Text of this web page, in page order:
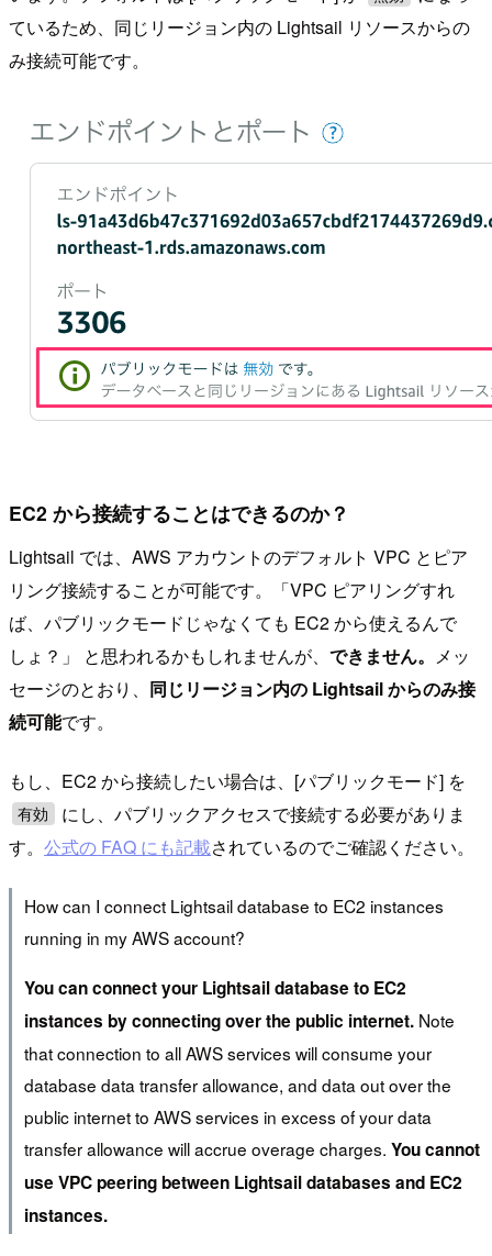
ているため、同じリージョン内の Lightsail リソースからの
み接続可能です。
EC2 から接続することはできるのか？
Lightsail では、AWS アカウントのデフォルト VPC とピア
リング接続することが可能です。「VPC ピアリングすれ
ば、パブリックモードじゃなくても EC2 から使えるんで
しょ？」 と思われるかもしれませんが、 できません。 メッ
セージのとおり、 同じリージョン内の Lightsail からのみ接
続可能です。
もし、EC2 から接続したい場合は、[パブリックモード] を
有効
にし、パブリックアクセスで接続する必要がありま
す。 公式の FAQ にも記載されているのでご確認ください。
How can I connect Lightsail database to EC2 instances
running in my AWS account?
You can connect your Lightsail database to EC2
instances by connecting over the public internet.Note
that connection to all AWS services will consume your
database data transfer allowance, and data out over the
public internet to AWS services in excess of your data
transfer allowance will accrue overage charges. You cannot
use VPC peering between Lightsail databases and EC2
instances.